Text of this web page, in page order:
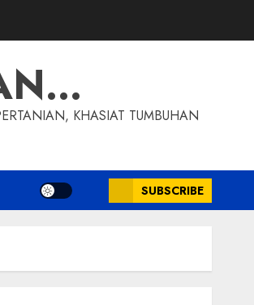
KHASIAT TUMBUHAN
SUBSCRIBE